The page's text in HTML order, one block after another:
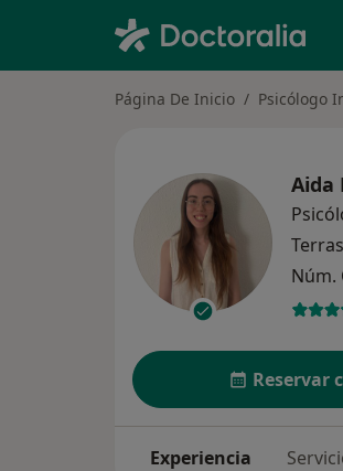
Página De Inicio Psicólogo
Aida
Núm.
Reservar
Experiencia